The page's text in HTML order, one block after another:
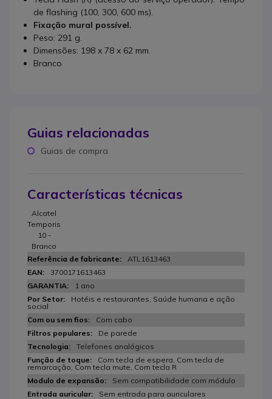
de flashing (100, 300, 600 ms).
Fixação mural possível.
Peso: 291 g.
Dimensões: 198 x 78 x 62 mm.
Branco
Guias relacionadas
Guias de compra
Características técnicas
Alcatel
Temporis
10 -
Branco
ATL1613463
3700171613463
1 ano
Hotéis e restaurantes, Saúde humana e ação
social
Com cabo
De parede
Telefones analógicos
Com tecla de espera, Com tecla de
remarcação, Com tecla mute, Com tecla R
Sem compatibilidade com módulo
Sem entrada para auriculares